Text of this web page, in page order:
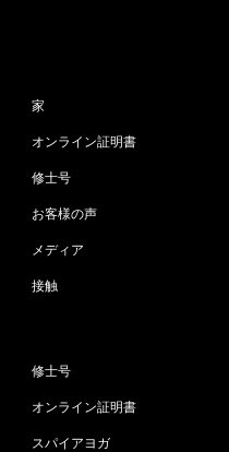
家
オンライン証明書
修士号
お客様の声
メディア
接触
修士号
オンライン証明書
スパイアヨガ